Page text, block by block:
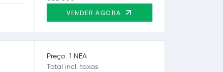
VENDER AGORA
Preço 1 NEA
Total incl. taxas